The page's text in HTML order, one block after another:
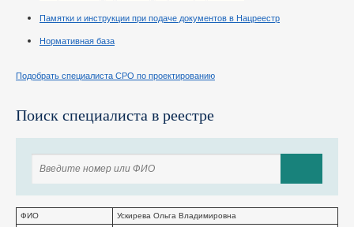
Памятки и инструкции при подаче документов в Нацреестр
Нормативная база
Подобрать специалиста СРО по проектированию
Поиск специалиста в реестре
ФИО
Ускирева Ольга Владимировна